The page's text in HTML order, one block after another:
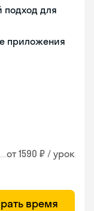
подход для
приложения
от 1590 ₽ / урок
время